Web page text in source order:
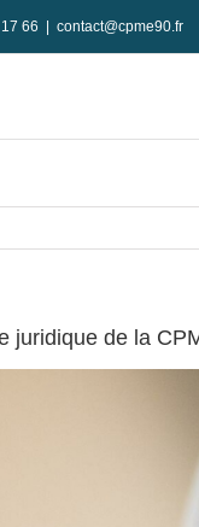
66 contact@cpme90.fr
juridique de la